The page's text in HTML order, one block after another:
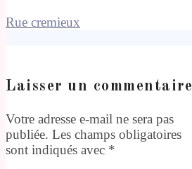
Rue cremieux
Laisser un commentaire
Votre adresse e-mail ne sera pas
publiée. Les champs obligatoires
sont indiqués avec *